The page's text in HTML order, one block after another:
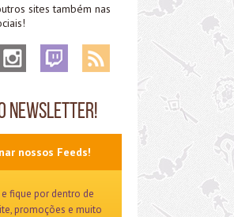
sites também nas
Newsletter!
nossos Feeds!
fique por dentro de
promoções e muito